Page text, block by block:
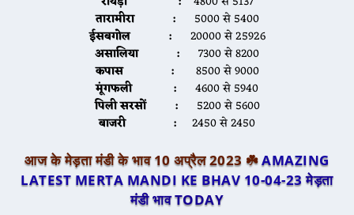
तारामीरा : 5000 से 5400
ईसबगोल : 20000 से 25926
असालिया :
7300 से 8200
कपास :
8500 से 9000
मूंगफली :
4600 से 5940
पिली सरसों :
5200 से 5600
बाजरी : 2450 से 2450
आज के मेड़ता मंडी के भाव 10 अप्रैल 2023 ☘️AMAZING
LATEST MERTA MANDI KE BHAV 10-04-23 मेड़ता
मंडी भाव TODAY